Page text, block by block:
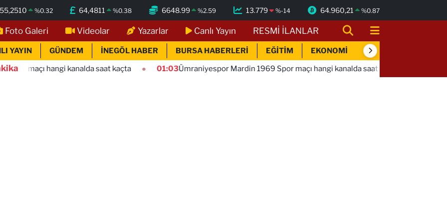
55,2510 %0.32 64,4811 %0.38 6648.99 %2.59 13.779 %-14 64.960,21 %0.87
Foto Galeri Videolar Yazarlar Canlı Yayın RESMİ İLANLAR
YAYIN GÜNDEM İNEGÖL HABER BURSA HABERLERİ EĞİTİM EKONOMİ SİYASET
saat kaçta 01:03Ümraniyespor Mardin 1969 Spor maçı hangi kanalda saat kaçta! 01:01